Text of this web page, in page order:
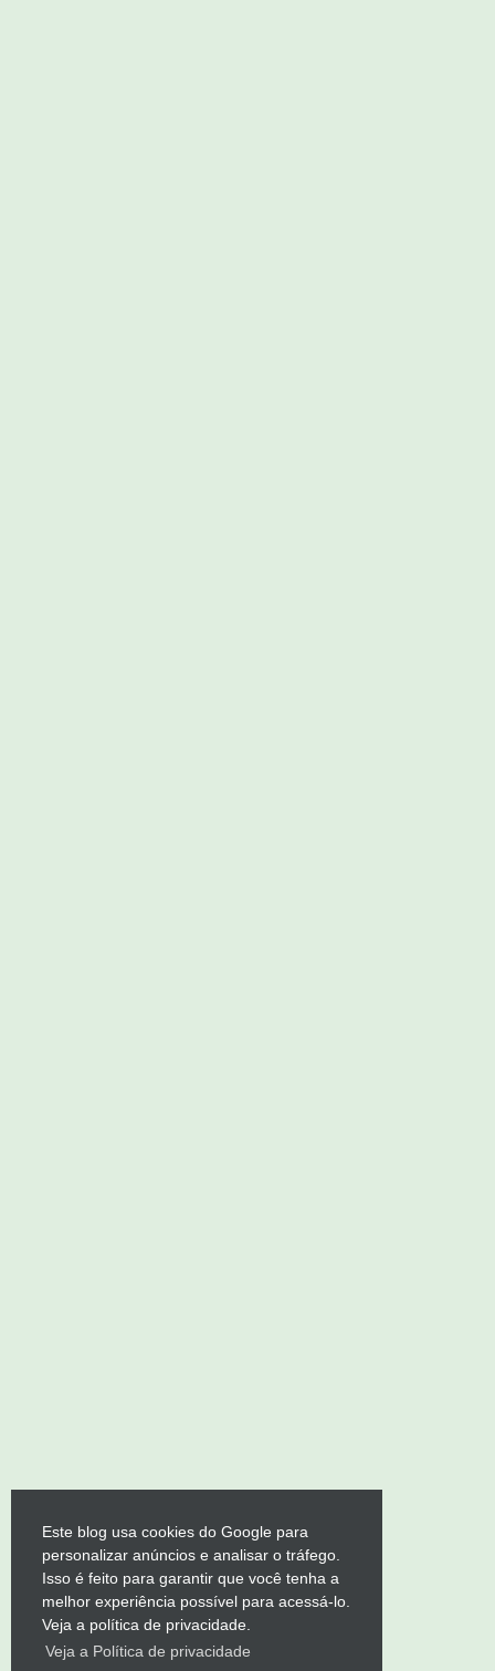
Este blog usa cookies do Google para
personalizar anúncios e analisar o tráfego.
Isso é feito para garantir que você tenha a
melhor experiência possível para acessá-lo.
Veja a política de privacidade.
Veja a Política de privacidade